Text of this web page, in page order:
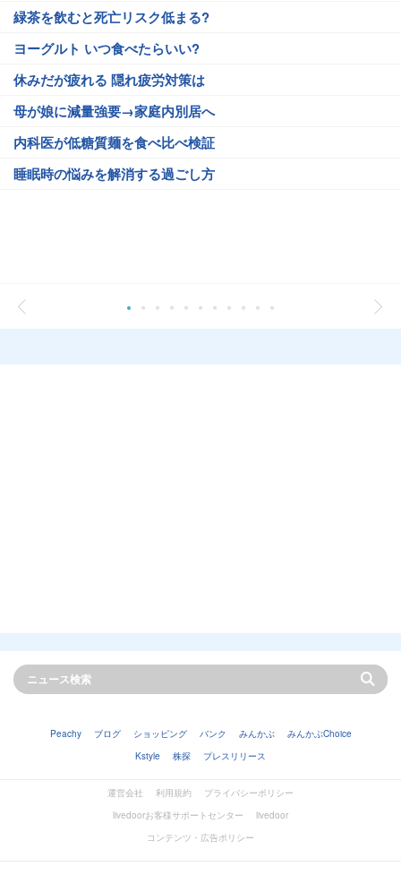
緑茶を飲むと死亡リスク低まる?
ヨーグルト いつ食べたらいい?
休みだが疲れる 隠れ疲労対策は
母が娘に減量強要→家庭内別居へ
内科医が低糖質麺を食べ比べ検証
睡眠時の悩みを解消する過ごし方
Peachy ブログ ショッピング バンク みんかぶ
みんかぶChoice
Kstyle
株探 プレスリリース
運営会社 利用規約
プライバシーポリシー
livedoorお客様サポートセンター
livedoor
コンテンツ・広告ポリシー